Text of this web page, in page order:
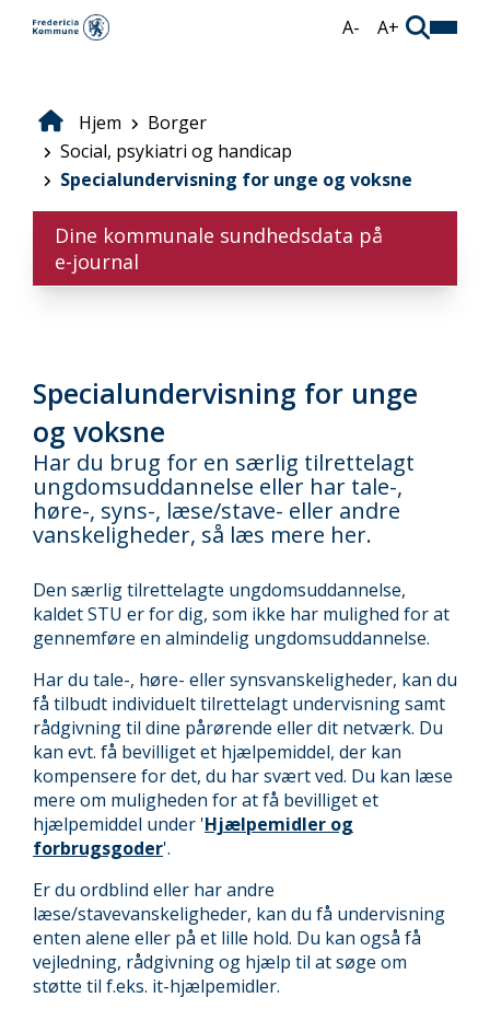
A- A+
Brødkrumme
Hjem
Borger
Social, psykiatri og handicap
Specialundervisning for unge og voksne
Dine kommunale sundhedsdata på
e-journal
Specialundervisning for unge
og voksne
Har du brug for en særlig tilrettelagt
ungdomsuddannelse eller har tale-,
høre-, syns-, læse/stave- eller andre
vanskeligheder, så læs mere her.
Den særlig tilrettelagte ungdomsuddannelse,
kaldet STU er for dig, som ikke har mulighed for at
gennemføre en almindelig ungdomsuddannelse.
Har du tale-, høre- eller synsvanskeligheder, kan du
få tilbudt individuelt tilrettelagt undervisning samt
rådgivning til dine pårørende eller dit netværk. Du
kan evt. få bevilliget et hjælpemiddel, der kan
kompensere for det, du har svært ved. Du kan læse
mere om muligheden for at få bevilliget et
hjælpemiddel under 'Hjælpemidler og
forbrugsgoder'.
Er du ordblind eller har andre
læse/stavevanskeligheder, kan du få undervisning
enten alene eller på et lille hold. Du kan også få
vejledning, rådgivning og hjælp til at søge om
støtte til f.eks. it-hjælpemidler.